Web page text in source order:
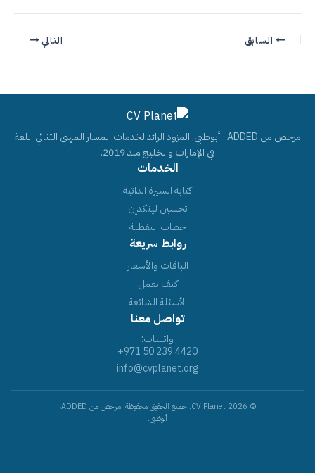
السابق التالي
مرخص من ADDED · أبوظبي. المزود الرائد لخدمات المسار المهني الثنائي اللغة
في الإمارات والخليج منذ 2019.
الخدمات
كتابة السيرة الذاتية
تحسين لينكدإن
خطاب التغطية
روابط سريعة
الباقات والأسعار
كيف نعمل
الأسئلة الشائعة
تواصل معنا
واتساب:
+971 50 239 4420
info@cvplanet.org
© 2026 CV Planet. جميع الحقوق محفوظة. مرخص من ADDED،
أبوظبي.